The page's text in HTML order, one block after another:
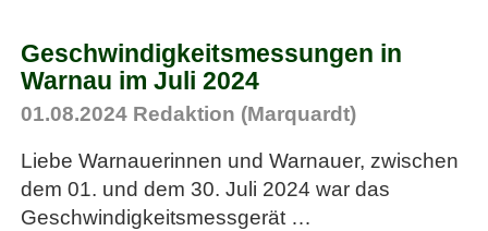
Geschwindigkeitsmessungen in
Warnau im Juli 2024
01.08.2024 Redaktion (Marquardt)
Liebe Warnauerinnen und Warnauer, zwischen
dem 01. und dem 30. Juli 2024 war das
Geschwindigkeitsmessgerät …